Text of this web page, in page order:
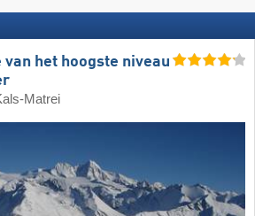
van het hoogste niveau
Matrei